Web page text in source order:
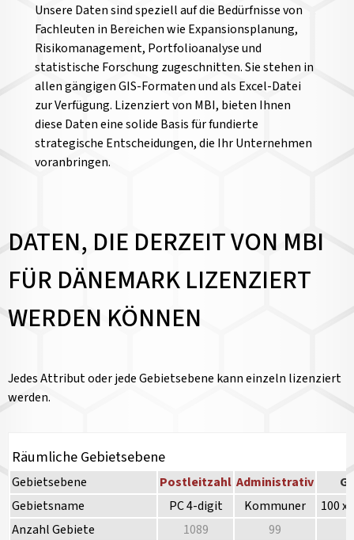
Unsere Daten sind speziell auf die Bedürfnisse von
Fachleuten in Bereichen wie Expansionsplanung,
Risikomanagement, Portfolioanalyse und
statistische Forschung zugeschnitten. Sie stehen in
allen gängigen GIS-Formaten und als Excel-Datei
zur Verfügung. Lizenziert von MBI, bieten Ihnen
diese Daten eine solide Basis für fundierte
strategische Entscheidungen, die Ihr Unternehmen
voranbringen.
DATEN, DIE DERZEIT VON MBI
FÜR DÄNEMARK LIZENZIERT
WERDEN KÖNNEN
Jedes Attribut oder jede Gebietsebene kann einzeln lizenziert
werden.
Räumliche Gebietsebene
Gebietsebene Postleitzahl Administrativ
Gebietsname
PC 4-digit Kommuner
100 x
Anzahl Gebiete
1089 99